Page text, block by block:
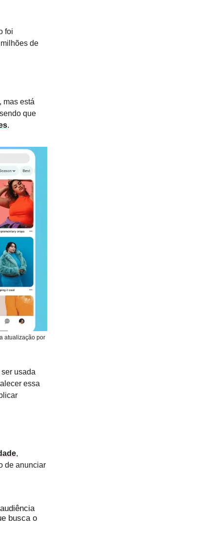
foi
de
mas está
que
.
atualização por
usada
essa
,
de anunciar
busca o